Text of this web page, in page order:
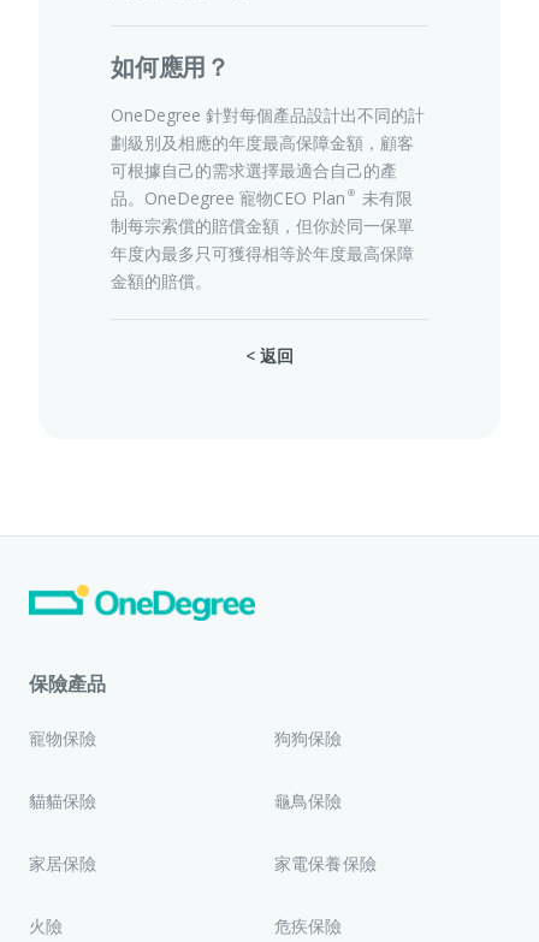
龜鳥保險
如何應用？
OneDegree 針對每個產品設計出不同的計
劃級別及相應的年度最高保障金額，顧客
可根據自己的需求選擇最適合自己的產
品。OneDegree 寵物CEO Plan®未有限
制每宗索償的賠償金額，但你於同一保單
年度內最多只可獲得相等於年度最高保障
金額的賠償。
< 返回
保險產品
寵物保險 狗狗保險
貓貓保險 龜鳥保險
家居保險 家電保養保險
火險 危疾保險